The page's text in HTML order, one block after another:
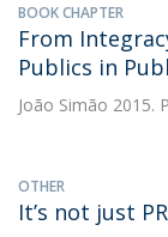
BOOK CHAPTER
From
Publics in
João Simão 2015.
OTHER
It’s not just